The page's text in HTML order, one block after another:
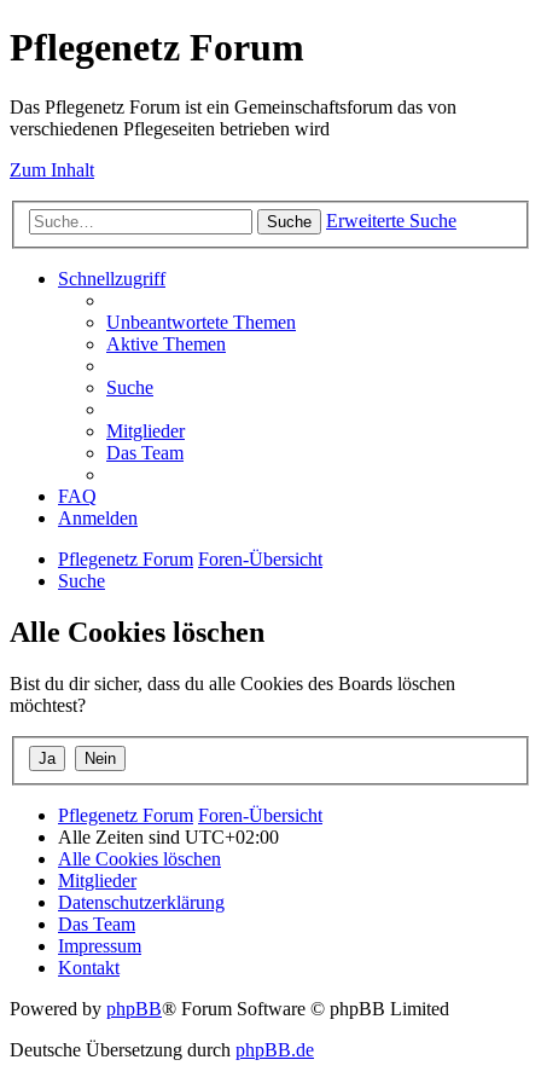
Pflegenetz Forum
Das Pflegenetz Forum ist ein Gemeinschaftsforum das von
verschiedenen Pflegeseiten betrieben wird
Zum Inhalt
Suche Erweiterte Suche
Schnellzugriff
Unbeantwortete Themen
Aktive Themen
Suche
Mitglieder
Das Team
FAQ
Anmelden
Pflegenetz Forum Foren-Übersicht
Suche
Alle Cookies löschen
Bist du dir sicher, dass du alle Cookies des Boards löschen
möchtest?
Pflegenetz Forum Foren-Übersicht
Alle Zeiten sind UTC+02:00
Alle Cookies löschen
Mitglieder
Datenschutzerklärung
Das Team
Impressum
Kontakt
Powered by phpBB® Forum Software © phpBB Limited
Deutsche Übersetzung durch phpBB.de